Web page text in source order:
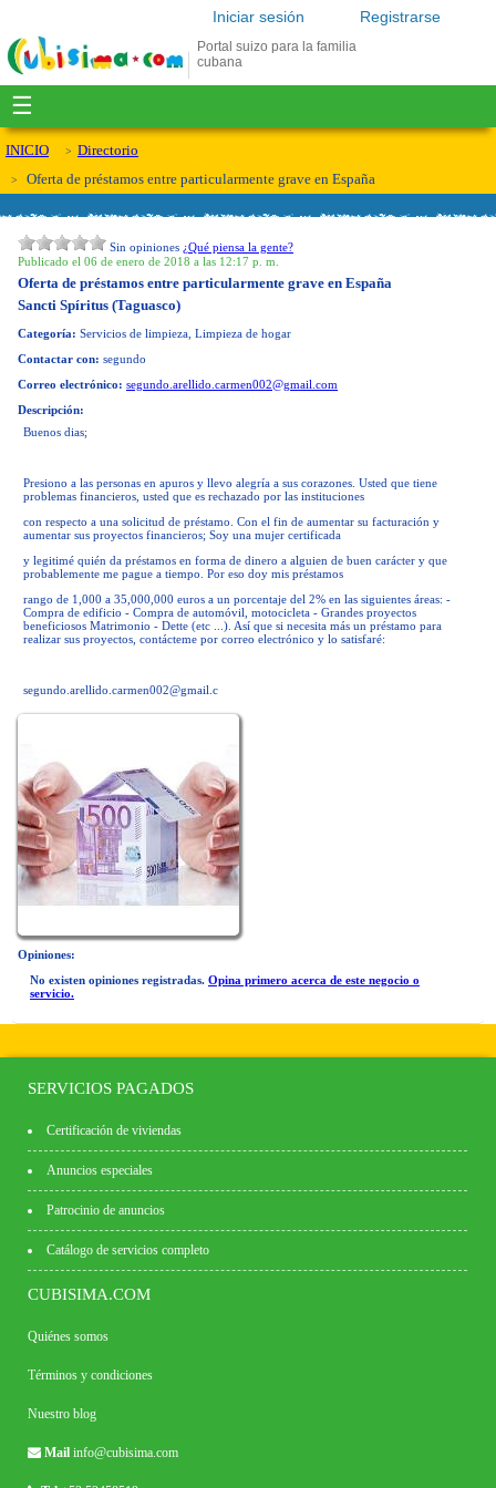
Registrarse
Iniciar sesión
Portal suizo para la familia
cubana
☰
INICIO
Directorio
Oferta de préstamos entre particularmente grave en España
Sin opiniones ¿Qué piensa la gente?
Publicado el 06 de enero de 2018 a las 12:17 p. m.
Oferta de préstamos entre particularmente grave en España
Sancti Spíritus (Taguasco)
Categoría: Servicios de limpieza, Limpieza de hogar
Contactar con: segundo
Correo electrónico: segundo.arellido.carmen002@gmail.com
Descripción:
Buenos dias;
Presiono a las personas en apuros y llevo alegría a sus corazones. Usted que tiene
problemas financieros, usted que es rechazado por las instituciones
con respecto a una solicitud de préstamo. Con el fin de aumentar su facturación y
aumentar sus proyectos financieros; Soy una mujer certificada
y legitimé quién da préstamos en forma de dinero a alguien de buen carácter y que
probablemente me pague a tiempo. Por eso doy mis préstamos
rango de 1,000 a 35,000,000 euros a un porcentaje del 2% en las siguientes áreas: -
Compra de edificio - Compra de automóvil, motocicleta - Grandes proyectos
beneficiosos Matrimonio - Dette (etc ...). Así que si necesita más un préstamo para
realizar sus proyectos, contácteme por correo electrónico y lo satisfaré:
segundo.arellido.carmen002@gmail.c
Opiniones:
No existen opiniones registradas. Opina primero acerca de este negocio o
servicio.
SERVICIOS PAGADOS
Certificación de viviendas
Anuncios especiales
Patrocinio de anuncios
Catálogo de servicios completo
CUBISIMA.COM
Quiénes somos
Términos y condiciones
Nuestro blog
Mail info@cubisima.com